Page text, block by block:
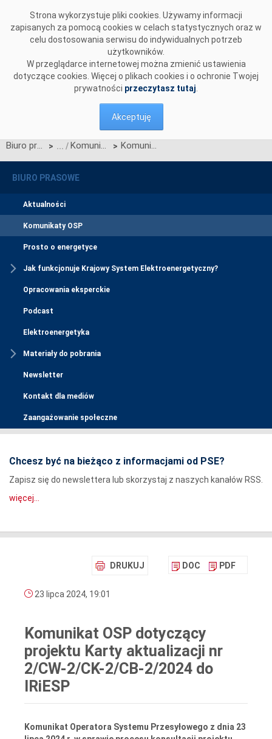
Strona wykorzystuje pliki cookies. Używamy informacji
zapisanych za pomocą cookies w celach statystycznych oraz w
celu dostosowania serwisu do indywidualnych potrzeb
użytkowników.
W przeglądarce internetowej można zmienić ustawienia
dotyczące cookies. Więcej o plikach cookies i o ochronie Twojej
prywatności przeczytasz tutaj
Akceptuję
Biuro prasowe > Komunikaty OSP > Komunikat OSP dotyczący projektu Karty aktualizacji nr 2/CW-2/CK-2/CB-2/2024 do IRiESP
BIURO PRASOWE
Aktualności
Komunikaty OSP
Prosto o energetyce
Jak funkcjonuje Krajowy System Elektroenergetyczny?
Opracowania eksperckie
Podcast
Elektroenergetyka
Materiały do pobrania
Newsletter
Kontakt dla mediów
Zaangażowanie społeczne
Chcesz być na bieżąco z informacjami od PSE?
Zapisz się do newslettera lub skorzystaj z naszych kanałów RSS.
więcej...
DRUKUJ DOC PDF
23 lipca 2024, 19:01
Komunikat OSP dotyczący
projektu Karty aktualizacji nr
2/CW-2/CK-2/CB-2/2024 do
IRiESP
Komunikat Operatora Systemu Przesyłowego z dnia 23